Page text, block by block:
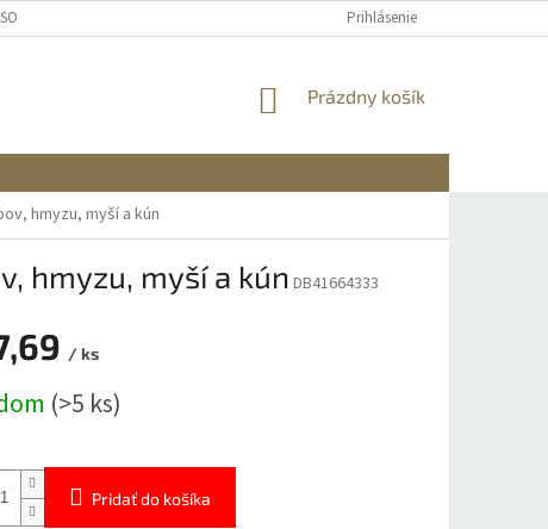
ÚDAJOV REKLAMÁCIA A VRÁTENIE
Prihlásenie
NÁKUPNÝ
Prázdny košík
hmyzu, myší a kún
hmyzu, myší a kún DB41664333
/ ks
(>5 ks)
Pridať do košíka